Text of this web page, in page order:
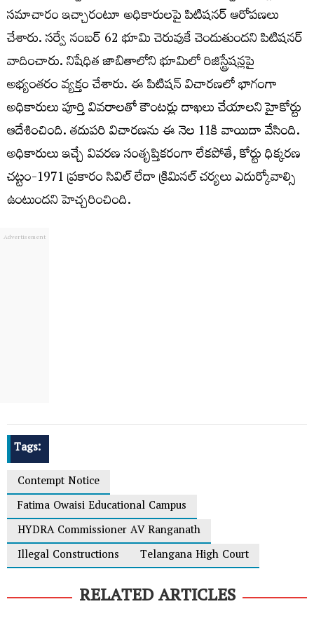
సమాచారం ఇచ్చారంటూ అధికారులపై పిటిషనర్ ఆరోపణలు
చేశారు. సర్వే నంబర్ 62 భూమి చెరువుకే చెందుతుందని పిటిషనర్
వాదించారు. నిషేధిత జాబితాలోని భూమిలో రిజిస్ట్రేషన్లపై
అభ్యంతరం వ్యక్తం చేశారు. ఈ పిటిషన్ విచారణలో భాగంగా
అధికారులు పూర్తి వివరాలతో కౌంటర్లు దాఖలు చేయాలని హైకోర్టు
ఆదేశించింది. తదుపరి విచారణను ఈ నెల 11కి వాయిదా వేసింది.
అధికారులు ఇచ్చే వివరణ సంతృప్తికరంగా లేకపోతే, కోర్టు ధిక్కరణ
చట్టం-1971 ప్రకారం సివిల్ లేదా క్రిమినల్ చర్యలు ఎదుర్కోవాల్సి
ఉంటుందని హెచ్చరించింది.
Tags:
Contempt Notice
Fatima Owaisi Educational Campus
HYDRA Commissioner AV Ranganath
Illegal Constructions
Telangana High Court
RELATED ARTICLES